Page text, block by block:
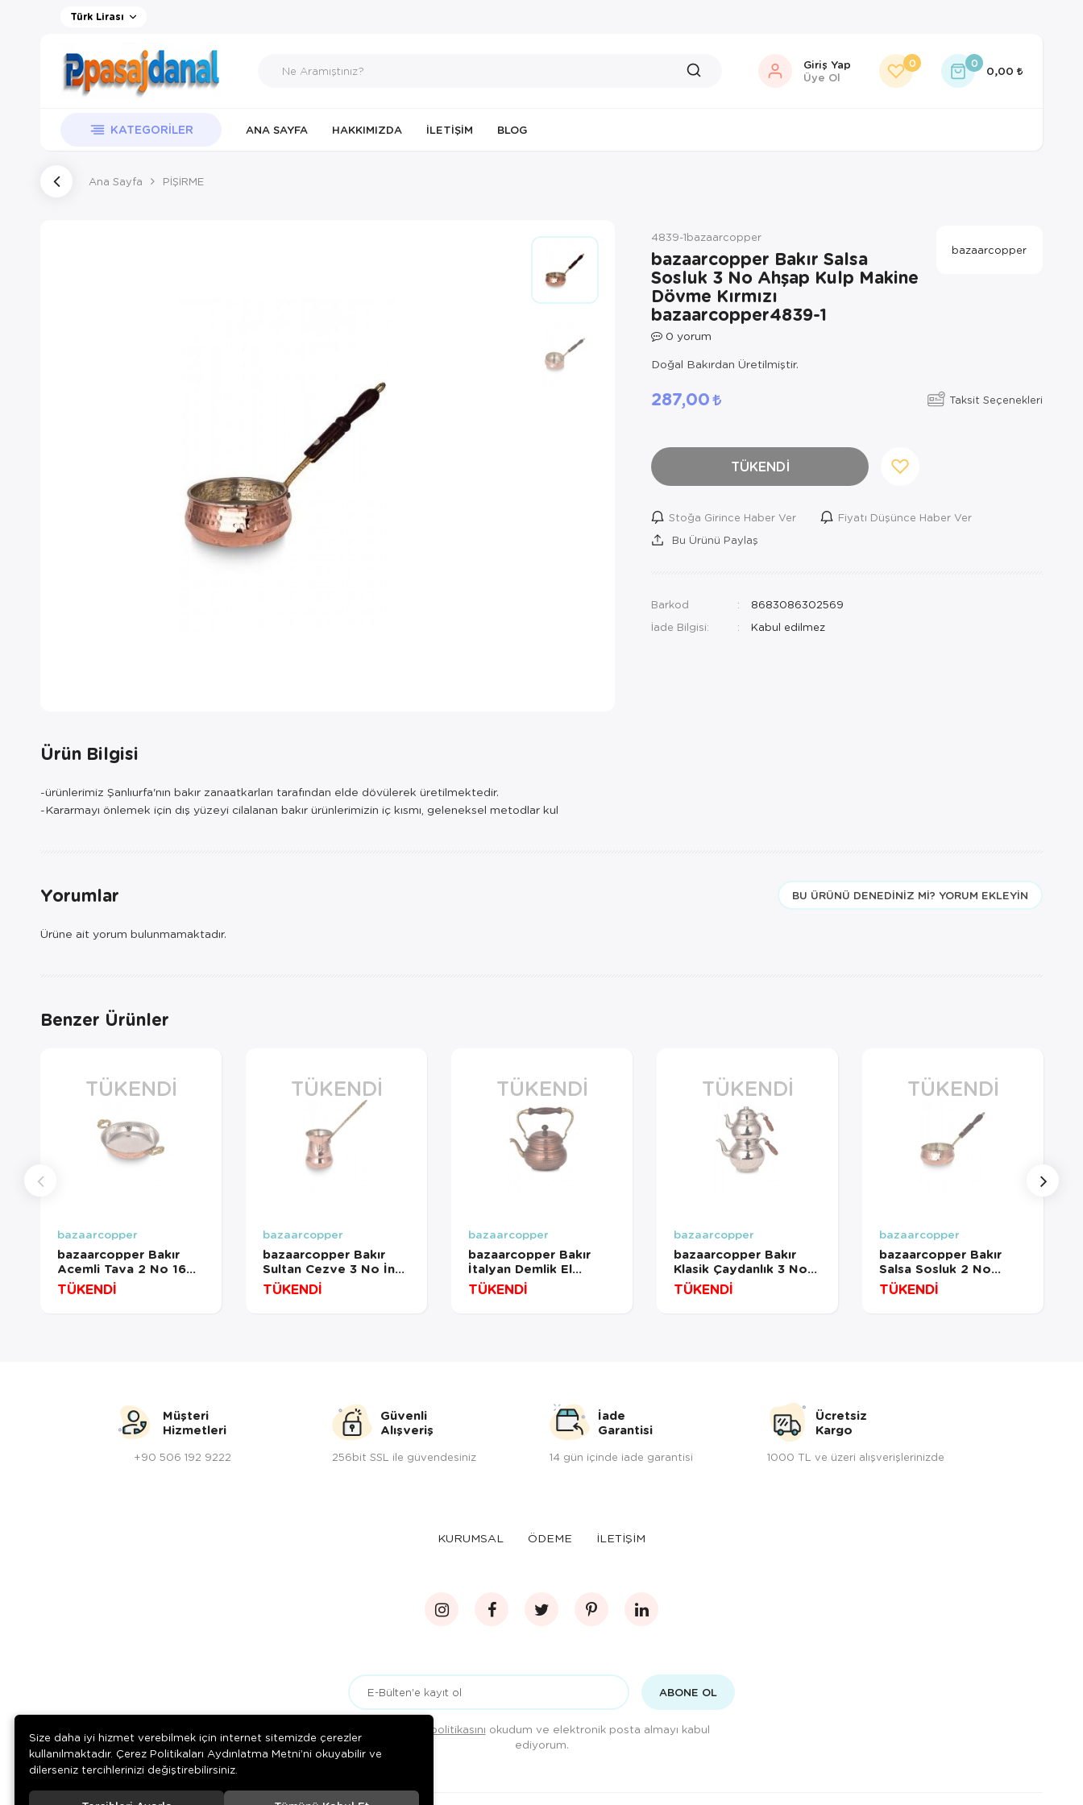
Türk Lirası
Giriş Yap
Üye Ol
0 0
0,00
KATEGORILER ANA SAYFA HAKKIMIZDA İLETIŞIM BLOG
Ana Sayfa PİŞİRME
4839-1bazaarcopper
bazaarcopper Bakır Salsa
Sosluk 3 No Ahşap Kulp Makine
Dövme Kırmızı
bazaarcopper4839-1
0 yorum
bazaarcopper
Doğal Bakırdan Üretilmiştir.
287,00 Taksit Seçenekleri
TÜKENDİ
Stoğa Girince Haber Ver
Fiyatı Düşünce Haber Ver
Bu Ürünü Paylaş
Barkod
8683086302569
İade Bilgisi:
Ürün Bilgisi
-ürünlerimiz Şanlıurfa'nın bakır zanaatkarları tarafından elde dövülerek üretilmektedir.
-Kararmayı önlemek için dış yüzeyi cilalanan bakır ürünlerimizin iç kısmı, geleneksel metodlar kul
Yorumlar BU ÜRÜNÜ DENEDINIZ MI? YORUM EKLEYIN
Ürüne ait yorum bulunmamaktadır.
Benzer Ürünler
TÜKENDI
bazaarcopper
bazaarcopper Bakır
Acemli Tava 2 No 16
Cm El Dövme Kırmızı
bazaarcopper7582-1
TÜKENDİ
TÜKENDI
bazaarcopper
bazaarcopper Bakır
Sultan Cezve 3 No İnce
Pirinç Kulp 4 Fincan
Makine Dövme Kırmızı
TÜKENDİ
TÜKENDI
bazaarcopper
bazaarcopper Bakır
İtalyan Demlik El
Dövme Oksit
bazaarcopper1961-3
TÜKENDİ
TÜKENDI
bazaarcopper
bazaarcopper Bakır
Klasik Çaydanlık 3 No
İnce El Dövme Nikel
bazaarcopper1955-2
TÜKENDİ
TÜKENDI
bazaarcopper
bazaarcopper Bakır
Salsa Sosluk 2 No
Ahşap Kulp Makine
Dövme Kırmızı
TÜKENDİ
Müşteri
Hizmetleri
+90 506 192 9222
Güvenli
Alışveriş
256bit SSL ile güvendesiniz
İade
Garantisi
14 gün içinde iade garantisi
Ücretsiz
Kargo
1000 TL ve üzeri alışverişlerinizde
KURUMSAL ÖDEME İLETİŞİM
ABONE OL
Gizlilik politikasını okudum ve elektronik posta almayı kabul
ediyorum.
Size daha iyi hizmet verebilmek için internet sitemizde çerezler
kullanılmaktadır. Çerez Politikaları Aydınlatma Metni’ni okuyabilir ve
dilerseniz tercihlerinizi değiştirebilirsiniz.